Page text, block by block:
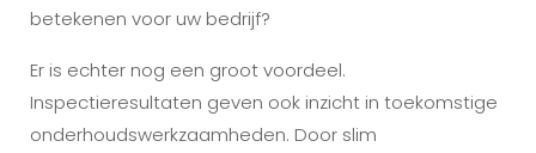
betekenen voor uw bedrijf?
Er is echter nog een groot voordeel.
Inspectieresultaten geven ook inzicht in toekomstige
onderhoudswerkzaamheden. Door slim